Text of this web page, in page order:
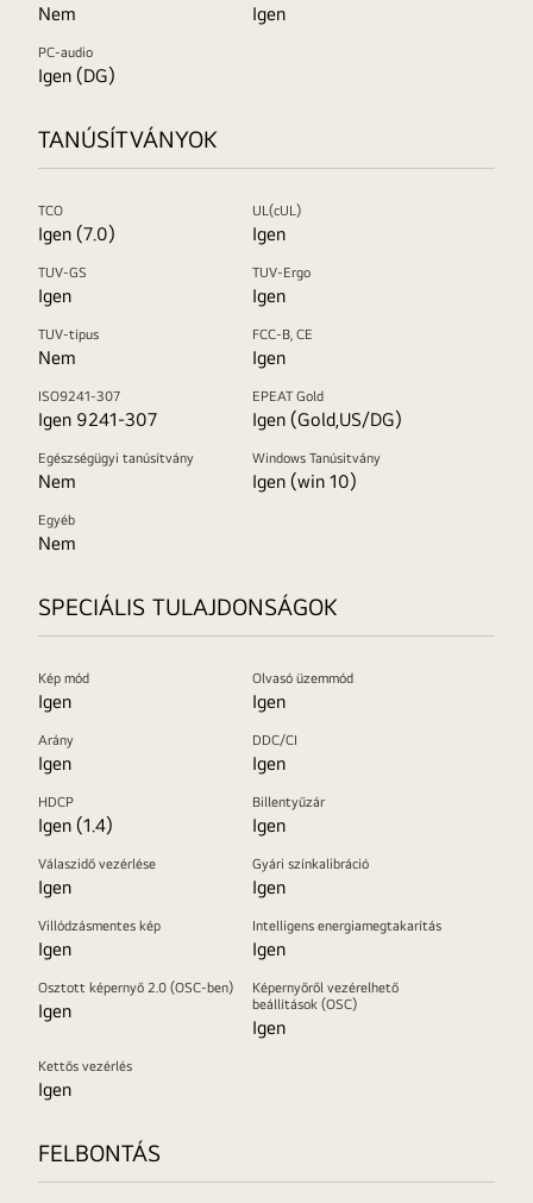
Nem Igen
PC-audio
Igen (DG)
TANÚSÍTVÁNYOK
TCO
Igen (7.0)
UL(cUL)
Igen
TUV-GS
Igen
TUV-Ergo
Igen
TUV-típus
Nem
FCC-B, CE
Igen
ISO9241-307
Igen 9241-307
EPEAT Gold
Igen (Gold,US/DG)
Egészségügyi tanúsítvány
Nem
Windows Tanúsitvány
Igen (win 10)
Egyéb
Nem
SPECIÁLIS TULAJDONSÁGOK
Kép mód
Igen
Olvasó üzemmód
Igen
Arány
Igen
DDC/CI
Igen
HDCP
Igen (1.4)
Billentyűzár
Igen
Válaszidő vezérlése
Igen
Gyári színkalibráció
Igen
Villódzásmentes kép
Igen
Intelligens energiamegtakarítás
Igen
Osztott képernyő 2.0 (OSC-ben)
Igen
Képernyőről vezérelhető
beállítások (OSC)
Igen
Kettős vezérlés
Igen
FELBONTÁS